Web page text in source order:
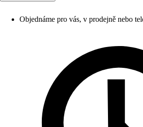
Objednáme pro vás, v prodejně nebo